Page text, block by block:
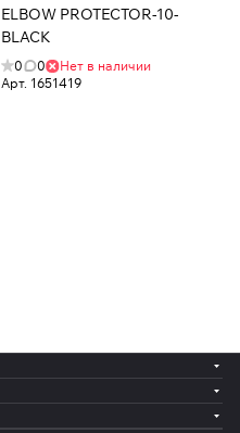
ELBOW PROTECTOR-10-
BLACK
0 0
Нет в наличии
Арт. 1651419